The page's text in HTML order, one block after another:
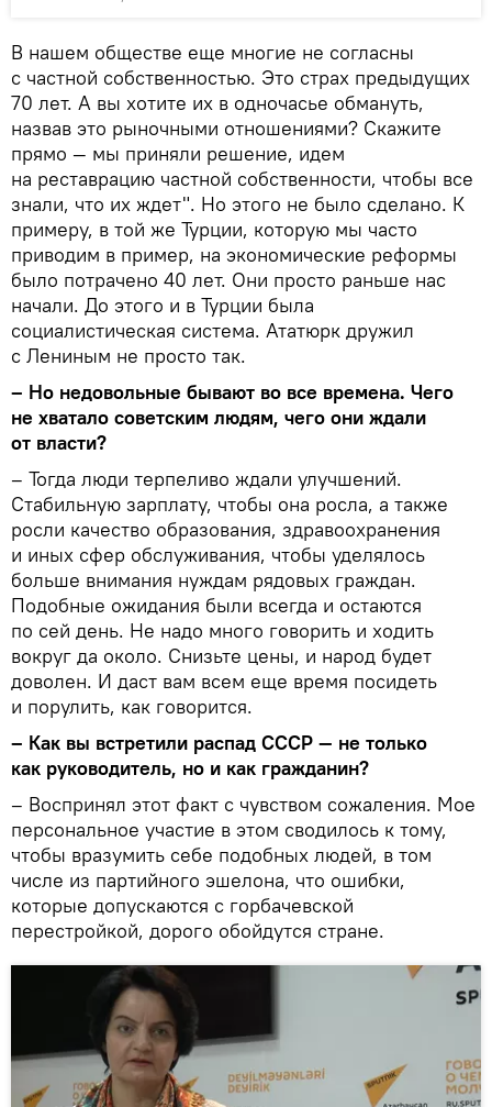
В нашем обществе еще многие не согласны
с частной собственностью. Это страх предыдущих
70 лет. А вы хотите их в одночасье обмануть,
назвав это рыночными отношениями? Скажите
прямо — мы приняли решение, идем
на реставрацию частной собственности, чтобы все
знали, что их ждет". Но этого не было сделано. К
примеру, в той же Турции, которую мы часто
приводим в пример, на экономические реформы
было потрачено 40 лет. Они просто раньше нас
начали. До этого и в Турции была
социалистическая система. Ататюрк дружил
с Лениным не просто так.
– Но недовольные бывают во все времена. Чего
не хватало советским людям, чего они ждали
от власти?
– Тогда люди терпеливо ждали улучшений.
Стабильную зарплату, чтобы она росла, а также
росли качество образования, здравоохранения
и иных сфер обслуживания, чтобы уделялось
больше внимания нуждам рядовых граждан.
Подобные ожидания были всегда и остаются
по сей день. Не надо много говорить и ходить
вокруг да около. Снизьте цены, и народ будет
доволен. И даст вам всем еще время посидеть
и порулить, как говорится.
– Как вы встретили распад СССР — не только
как руководитель, но и как гражданин?
– Воспринял этот факт с чувством сожаления. Мое
персональное участие в этом сводилось к тому,
чтобы вразумить себе подобных людей, в том
числе из партийного эшелона, что ошибки,
которые допускаются с горбачевской
перестройкой, дорого обойдутся стране.